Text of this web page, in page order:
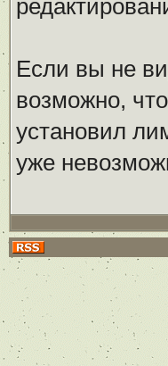
Если вы не
возможно,
установил
уже